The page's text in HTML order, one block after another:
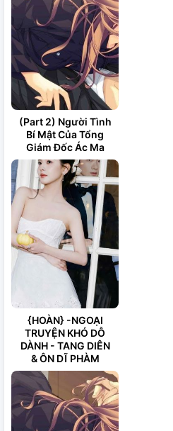
(Part 2) Người Tình
Bí Mật Của Tổng
Giám Đốc Ác Ma
{HOÀN} -NGOẠI
TRUYỆN KHÓ DỖ
DÀNH - TANG DIÊN
& ÔN DĨ PHÀM